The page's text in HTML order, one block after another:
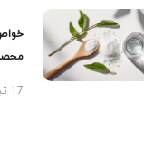
خواص
17 تیر 1405